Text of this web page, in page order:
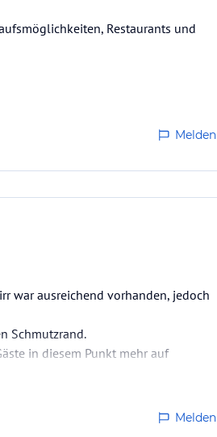
Restaurants und
Melden
war ausreichend vorhanden, jedoch
Schmutzrand.
in diesem Punkt mehr auf
jeweils ein Bade - sowie ein kleines
Melden